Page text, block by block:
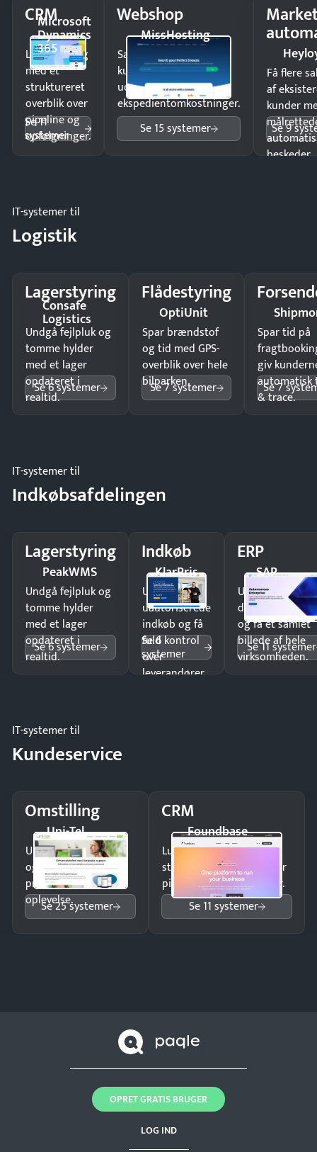
CRM
Microsoft
Dynamics
365
Luk flere salg
med et
struktureret
overblik over
pipeline og
opfølgninger.
Se 11
systemer
Webshop
MissHosting
Sælg produkter 24/7 til
kunder i hele landet
uden
ekspedientomkostninger.
Se 15 systemer
Få flere
af
kunder
beskeder.
Se 9
IT-systemer til
Logistik
Lagerstyring
Consafe
Logistics
Undgå fejlpluk og
tomme hylder
med et lager
opdateret i
realtid.
Se 6 systemer
Flådestyring
OptiUnit
Spar brændstof
og tid med GPS-
overblik over hele
bilparken.
Se 7 systemer
Spar tid på
giv
automatisk
& trace.
Se 7
IT-systemer til
Indkøbsafdelingen
Lagerstyring
PeakWMS
Undgå fejlpluk og
tomme hylder
med et lager
opdateret i
realtid.
Se 6 systemer
Indkøb
KlarPris
Undgå
uautoriserede
indkøb og få
fuld kontrol
over
leverandører
Se 6
systemer
ERP
SAP
Undgå
og få ét samlet
billede af hele
virksomheden.
Se 11 systemer
IT-systemer til
Kundeservice
Omstilling
Uni-Tel
Undgå tabte opkald
og giv kunderne en
professionel
oplevelse.
Se 25 systemer
CRM
Foundbase
Luk flere salg med et
struktureret overblik over
pipeline og opfølgninger.
Se 11 systemer
LOG IND
OPRET GRATIS BRUGER